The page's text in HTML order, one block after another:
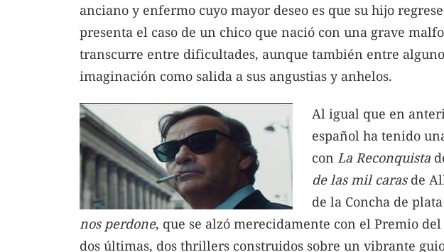
anciano y enfermo cuyo mayor deseo es que su hijo
presenta el caso de un chico que nació con una grave
transcurre entre dificultades, aunque también entre
imaginación como salida a sus angustias y anhelos.
Al igual que en
español ha tenido
con La Reconquista
de las mil carasde
de la Concha de
nos perdone, que se alzó merecidamente con el Premio
dos últimas, dos thrillers construidos sobre un vibrante